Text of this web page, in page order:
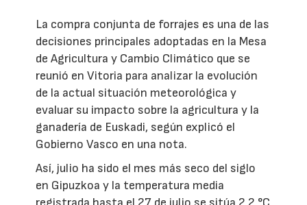
La compra conjunta de forrajes es una de las
decisiones principales adoptadas en la Mesa
de Agricultura y Cambio Climático que se
reunió en Vitoria para analizar la evolución
de la actual situación meteorológica y
evaluar su impacto sobre la agricultura y la
ganadería de Euskadi, según explicó el
Gobierno Vasco en una nota.
Así, julio ha sido el mes más seco del siglo
en Gipuzkoa y la temperatura media